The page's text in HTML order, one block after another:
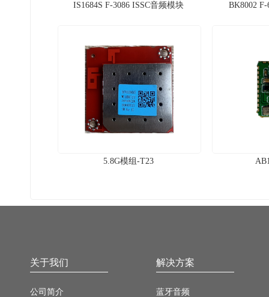
IS1684S F-3086 ISSC音频模块 BK8002
5.8G模组-T23
关于我们
公司简介
解决方案
蓝牙音频